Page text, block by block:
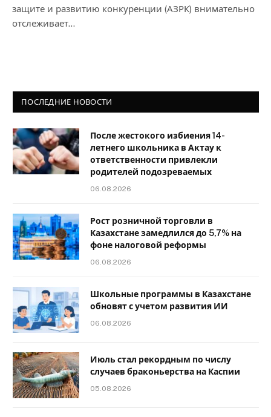
защите и развитию конкуренции (АЗРК) внимательно
отслеживает…
ПОСЛЕДНИЕ НОВОСТИ
После жестокого избиения 14-
летнего школьника в Актау к
ответственности привлекли
родителей подозреваемых
06.08.2026
Рост розничной торговли в
Казахстане замедлился до 5,7% на
фоне налоговой реформы
06.08.2026
Школьные программы в Казахстане
обновят с учетом развития ИИ
06.08.2026
Июль стал рекордным по числу
случаев браконьерства на Каспии
05.08.2026